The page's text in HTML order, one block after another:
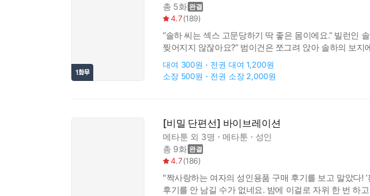
총 5화
4.7(189)
“솔하 씨는 섹스 고문당하기 딱 좋은 몸이에요.” 빌런인
찢어지지 않잖아요?” 범이건은 쪼그려 앉아 솔하의 보
비릿한 냄새가 훅 번졌다. 퉁 튀어나온 자지는 팔뚝만
대여 300원 전권 대여 1,200원
소장 500원 전권 소장 2,000원
[비밀 단편선] 바이브레이션
메타툰 외 3명 메타툰
성인
총 9화
4.7(186)
"짝사랑하는 여자의 성인용품 구매 후기를 보고 말았다!
후기를 안 남길 수가 없네요. 밤에 이걸로 자위 한 번 하